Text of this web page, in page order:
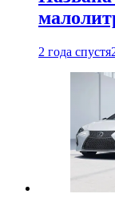
2 года спустя